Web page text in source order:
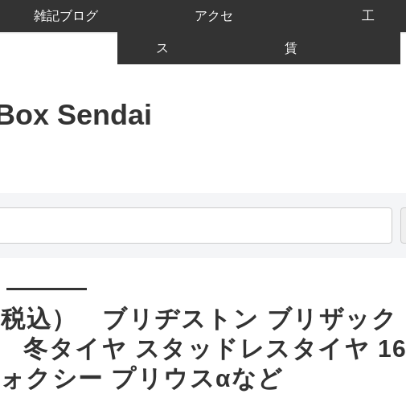
Sendai
雑記ブログ アクセ
ス
工
賃
込） ブリヂストン ブリザック
タイヤ スタッドレスタイヤ 16
クシー プリウスαなど